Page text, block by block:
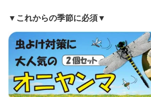
大人 英語教育 防水 受験
勉強 おふろ 便利グッズ
教材 小学生 中学生 はが
せる 雑貨 おふろ 窓 賃貸
1日10分
▼これからの季節に必須▼